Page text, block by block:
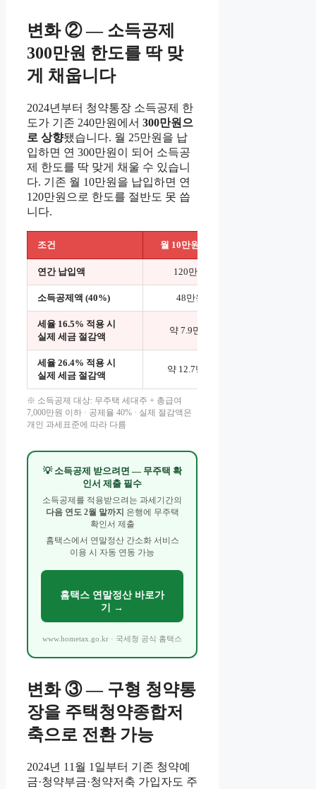
변화 ② — 소득공제
300만원 한도를 딱 맞
게 채웁니다
2024년부터 청약통장 소득공제 한
도가 기존 240만원에서 300만원으
로 상향됐습니다. 월 25만원을 납
입하면 연 300만원이 되어 소득공
제 한도를 딱 맞게 채울 수 있습니
다. 기존 월 10만원을 납입하면 연
120만원으로 한도를 절반도 못 씁
니다.
조건 월 10만원 납입
연간 납입액 120만원
소득공제액 (40%) 48만원
세율 16.5% 적용 시
실제 세금 절감액
약 7.9만원
세율 26.4% 적용 시
실제 세금 절감액
약 12.7만원
※ 소득공제 대상: 무주택 세대주 + 총급여
7,000만원 이하 · 공제율 40% · 실제 절감액은
개인 과세표준에 따라 다름
💡 소득공제 받으려면 — 무주택 확
인서 제출 필수
소득공제를 적용받으려는 과세기간의
다음 연도 2월 말까지 은행에 무주택
확인서 제출
홈택스에서 연말정산 간소화 서비스
이용 시 자동 연동 가능
홈택스 연말정산 바로가
기 →
www.hometax.go.kr · 국세청 공식 홈택스
변화 ③ — 구형 청약통
장을 주택청약종합저
축으로 전환 가능
2024년 11월 1일부터 기존 청약예
금·청약부금·청약저축 가입자도 주